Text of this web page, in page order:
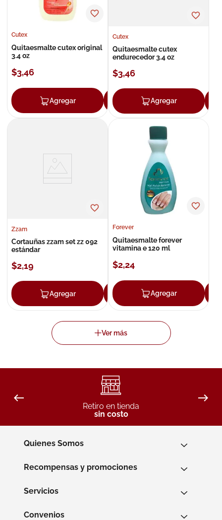
Cutex
Quitaesmalte cutex original
3.4 oz
$3,46
Agregar Agregar
Cutex
Quitaesmalte cutex
endurecedor 3.4 oz
$3,46
Agregar
Zzam
Cortauñas zzam set zz 092
estándar
$2,19
Agregar Agregar
Forever
Quitaesmalte forever
vitamina e 120 ml
$2,24
Agregar
Retiro en tienda
sin costo
Quienes Somos
Recompensas y promociones
Servicios
Convenios